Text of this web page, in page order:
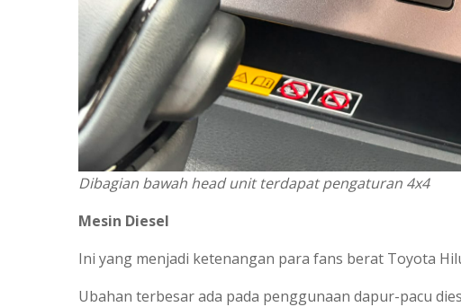
Dibagian bawah head unit terdapat pengaturan 4x4
Mesin Diesel
Ini yang menjadi ketenangan para fans berat Toyota
Ubahan terbesar ada pada penggunaan dapur-pacu